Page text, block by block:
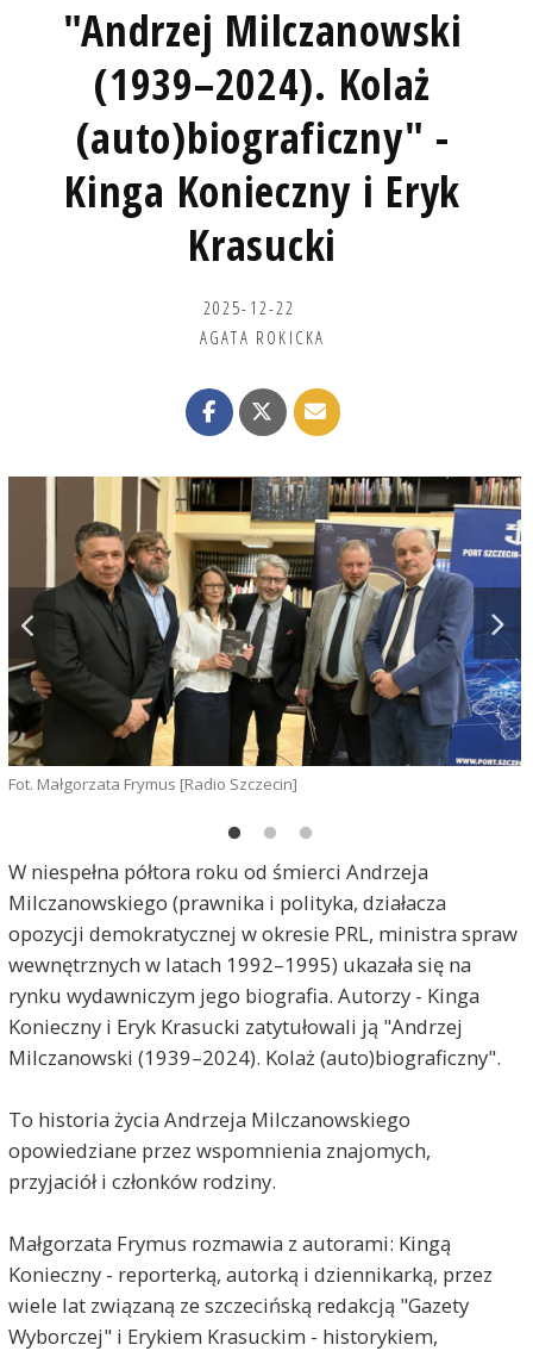
"Andrzej Milczanowski
(1939–2024). Kolaż
(auto)biograficzny" -
Kinga Konieczny i Eryk
Krasucki
2025-12-22
AGATA ROKICKA
Fot. Małgorzata Frymus [Radio Szczecin]
W niespełna półtora roku od śmierci Andrzeja
Milczanowskiego (prawnika i polityka, działacza
opozycji demokratycznej w okresie PRL, ministra spraw
wewnętrznych w latach 1992–1995) ukazała się na
rynku wydawniczym jego biografia. Autorzy - Kinga
Konieczny i Eryk Krasucki zatytułowali ją "Andrzej
Milczanowski (1939–2024). Kolaż (auto)biograficzny".
To historia życia Andrzeja Milczanowskiego
opowiedziane przez wspomnienia znajomych,
przyjaciół i członków rodziny.
Małgorzata Frymus rozmawia z autorami: Kingą
Konieczny - reporterką, autorką i dziennikarką, przez
wiele lat związaną ze szczecińską redakcją "Gazety
Wyborczej" i Erykiem Krasuckim - historykiem,